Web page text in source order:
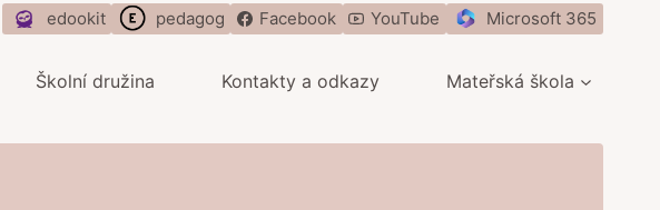
edookit pedagog Facebook YouTube Microsoft 365
Školní družina Kontakty a odkazy Mateřská škola